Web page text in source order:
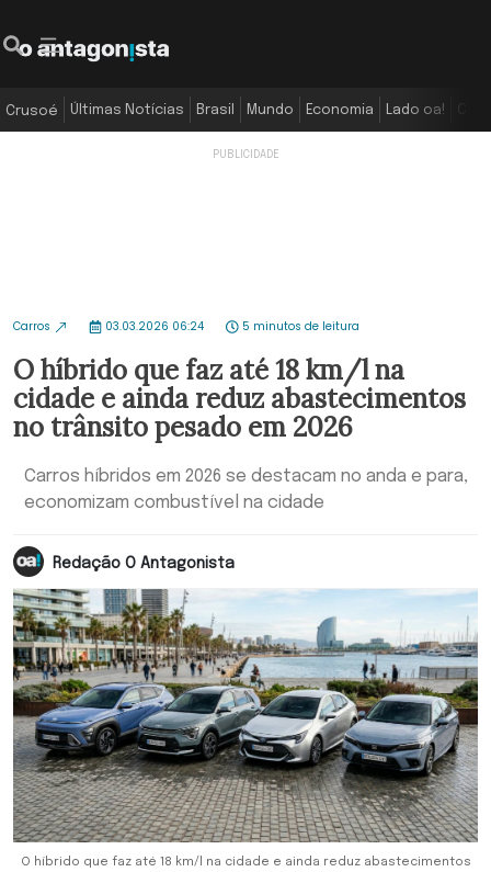
Crusoé Últimas Notícias Brasil Mundo Economia Lado oa!
Carros 03.03.2026 06:24 5 minutos de leitura
O híbrido que faz até 18 km/l na
cidade e ainda reduz abastecimentos
no trânsito pesado em 2026
Carros híbridos em 2026 se destacam no anda e para,
economizam combustível na cidade
Redação O Antagonista
O híbrido que faz até 18 km/l na cidade e ainda reduz abastecimentos